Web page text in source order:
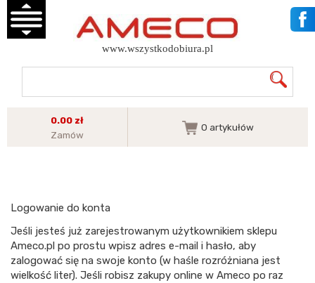
www.wszystkodobiura.pl
0.00 zł
Zamów
0 artykułów
Logowanie do konta
Jeśli jesteś już zarejestrowanym użytkownikiem sklepu
Ameco.pl po prostu wpisz adres e-mail i hasło, aby
zalogować się na swoje konto (w haśle rozróżniana jest
wielkość liter). Jeśli robisz zakupy online w Ameco po raz